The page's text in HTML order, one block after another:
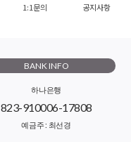
1:1문의 공지사항
BANK INFO
하나은행
823-910006-17808
예금주 : 최선경